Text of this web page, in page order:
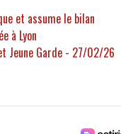
et assume le bilan
à Lyon
Jeune Garde - 27/02/26